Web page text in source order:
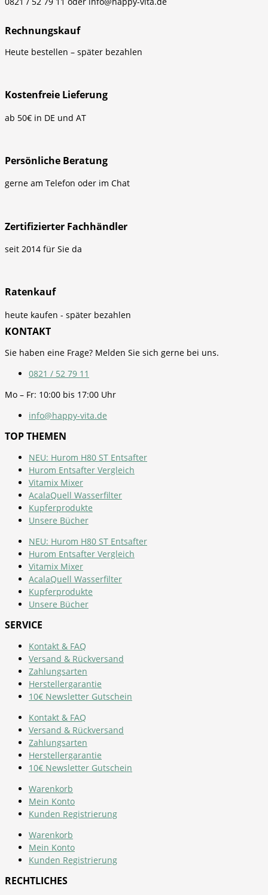
Rechnungskauf
Heute bestellen – später bezahlen
Kostenfreie Lieferung
ab 50€ in DE und AT
Persönliche Beratung
gerne am Telefon oder im Chat
Zertifizierter Fachhändler
seit 2014 für Sie da
Ratenkauf
heute kaufen - später bezahlen
KONTAKT
Sie haben eine Frage? Melden Sie sich gerne bei uns.
0821 / 52 79 11
Mo – Fr: 10:00 bis 17:00 Uhr
info@happy-vita.de
TOP THEMEN
NEU: Hurom H80 ST Entsafter
Hurom Entsafter Vergleich
Vitamix Mixer
AcalaQuell Wasserfilter
Kupferprodukte
Unsere Bücher
NEU: Hurom H80 ST Entsafter
Hurom Entsafter Vergleich
Vitamix Mixer
AcalaQuell Wasserfilter
Kupferprodukte
Unsere Bücher
SERVICE
Kontakt & FAQ
Versand & Rückversand
Zahlungsarten
Herstellergarantie
10€ Newsletter Gutschein
Kontakt & FAQ
Versand & Rückversand
Zahlungsarten
Herstellergarantie
10€ Newsletter Gutschein
Warenkorb
Mein Konto
Kunden Registrierung
Warenkorb
Mein Konto
Kunden Registrierung
RECHTLICHES